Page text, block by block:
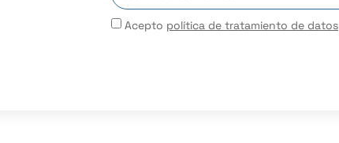
Acepto política de tratamiento de datos